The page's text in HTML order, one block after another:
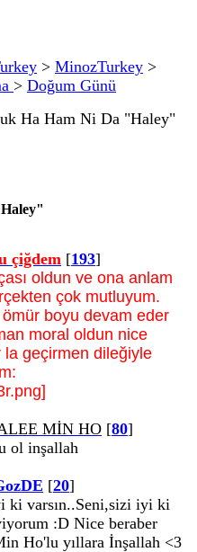
> MinozTurkey >
> Doğum Günü
Ha Ham Ni Da "Haley"
çiğdem [193]
oldun ve ona anlam
çok mutluyum.
boyu devam eder
moral oldun nice
geçirmen dileğiyle
MİN HO [80]
ol inşallah
[20]
ki varsın..Seni,sizi iyi ki
:D Nice beraber
Ho'lu yıllara İnşallah <3